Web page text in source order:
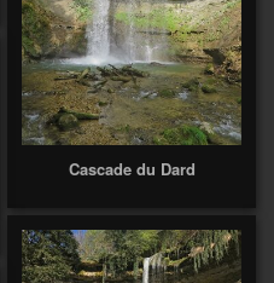
Cascade du Dard